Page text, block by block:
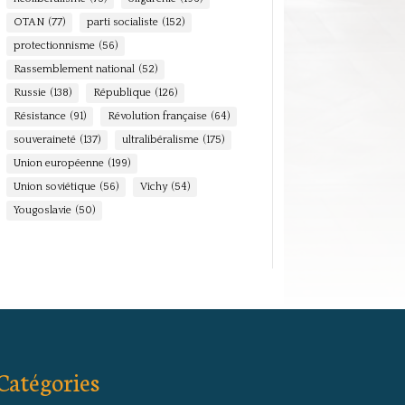
OTAN (77) parti socialiste (152)
protectionnisme (56)
Rassemblement national (52)
Russie (138) République (126)
Résistance (91) Révolution française (64)
souveraineté (137) ultralibéralisme (175)
Union européenne (199)
Union soviétique (56) Vichy (54)
Yougoslavie (50)